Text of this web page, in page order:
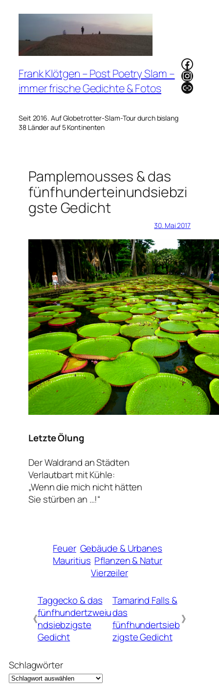
Frank Klötgen – Post Poetry Slam –
immer frische Gedichte & Fotos
Seit 2016. Auf Globetrotter-Slam-Tour durch bislang
38 Länder auf 5 Kontinenten
Link
Pamplemousses & das
fünfhunderteinundsiebzi
gste Gedicht
30. Mai 2017
Letzte Ölung
Der Waldrand an Städten
Verlautbart mit Kühle:
„Wenn die mich nicht hätten
Sie stürben an …!“
Feuer Gebäude & Urbanes
Mauritius Pflanzen & Natur
Vierzeiler
《
Taggecko & das
fünfhundertzweiu
ndsiebzigste
Gedicht
Tamarind Falls &
das
fünfhundertsieb
zigste Gedicht
》
Schlagwörter